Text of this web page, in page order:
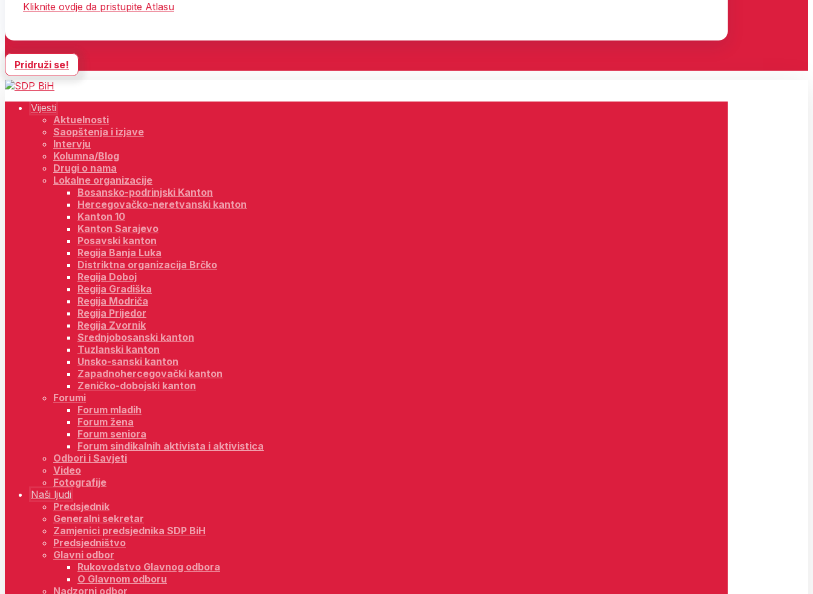
Kliknite ovdje da pristupite Atlasu
Pridruži se!
Vijesti
Aktuelnosti
Saopštenja i izjave
Intervju
Kolumna/Blog
Drugi o nama
Lokalne organizacije
Bosansko-podrinjski Kanton
Hercegovačko-neretvanski kanton
Kanton 10
Kanton Sarajevo
Posavski kanton
Regija Banja Luka
Distriktna organizacija Brčko
Regija Doboj
Regija Gradiška
Regija Modriča
Regija Prijedor
Regija Zvornik
Srednjobosanski kanton
Tuzlanski kanton
Unsko-sanski kanton
Zapadnohercegovački kanton
Zeničko-dobojski kanton
Forumi
Forum mladih
Forum žena
Forum seniora
Forum sindikalnih aktivista i aktivistica
Odbori i Savjeti
Video
Fotografije
Naši ljudi
Predsjednik
Generalni sekretar
Zamjenici predsjednika SDP BiH
Predsjedništvo
Glavni odbor
Rukovodstvo Glavnog odbora
O Glavnom odboru
Nadzorni odbor